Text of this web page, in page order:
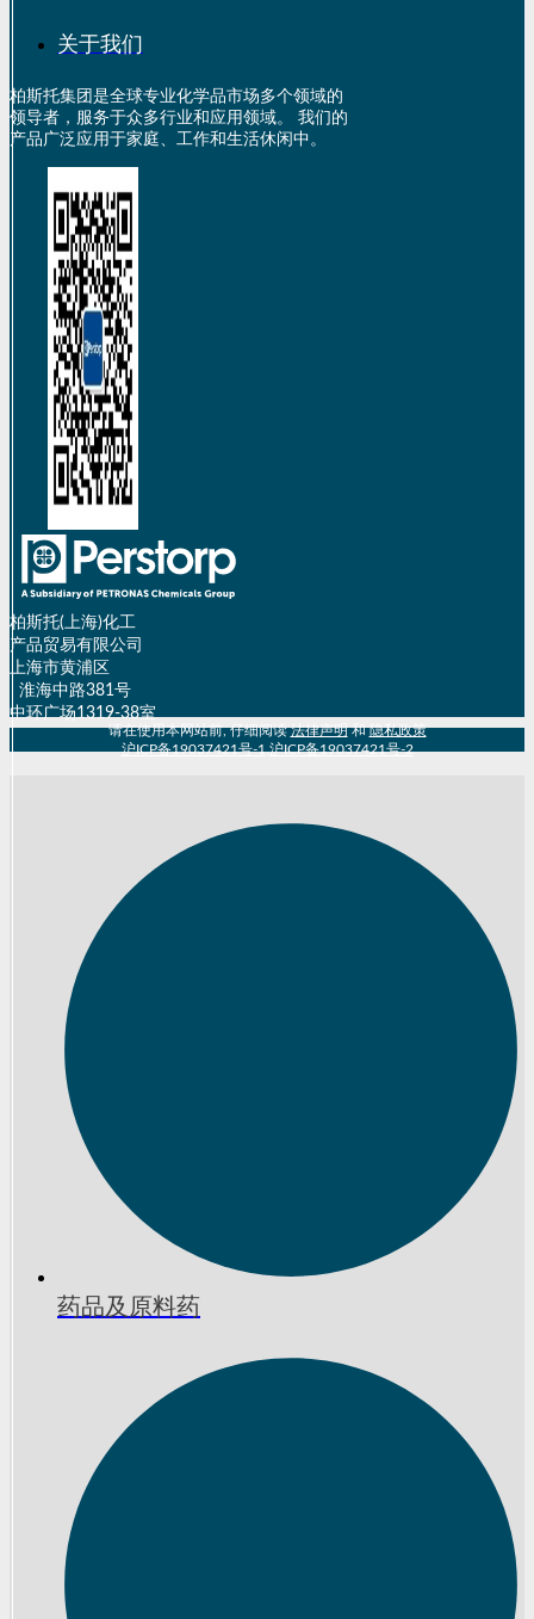
关于我们
柏斯托集团是全球专业化学品市场多个领域的
领导者，服务于众多行业和应用领域。 我们的
产品广泛应用于家庭、工作和生活休闲中。
柏斯托(上海)化工
产品贸易有限公司
上海市黄浦区
淮海中路381号
中环广场1319-38室
请在使用本网站前, 仔细阅读法律声明和隐私政策
沪ICP备19037421号-1,沪ICP备19037421号-2
药品及原料药